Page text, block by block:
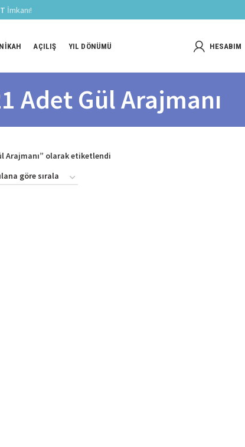
AÇILIŞ YIL DÖNÜMÜ HESABIM
Adet Gül Arajmanı
Arajmanı” olarak etiketlendi
İmkanı!